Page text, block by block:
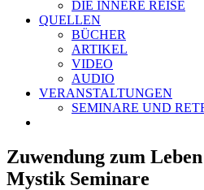
DIE INNERE REISE
QUELLEN
BÜCHER
ARTIKEL
VIDEO
AUDIO
VERANSTALTUNGEN
SEMINARE UND
Zuwendung zum
Mystik Seminare